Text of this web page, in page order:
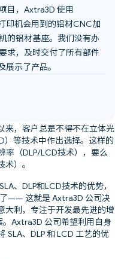
目，Axtra3D 使用
印机会用到的铝材CNC加
的铝材基座。我们没有办
求，及时交付了所有部件
示了产品。
来，客户总是不得不在立体光
）等技术中作出选择。这样的
率（DLP/LCD技术），要么
）。
、DLP和LCD技术的优势，
—— 这就是 Axtra3D 公司决
大利，专注于开发最先进的增
Axtra3D 公司希望利用自身
SLA、DLP 和 LCD 工艺的优